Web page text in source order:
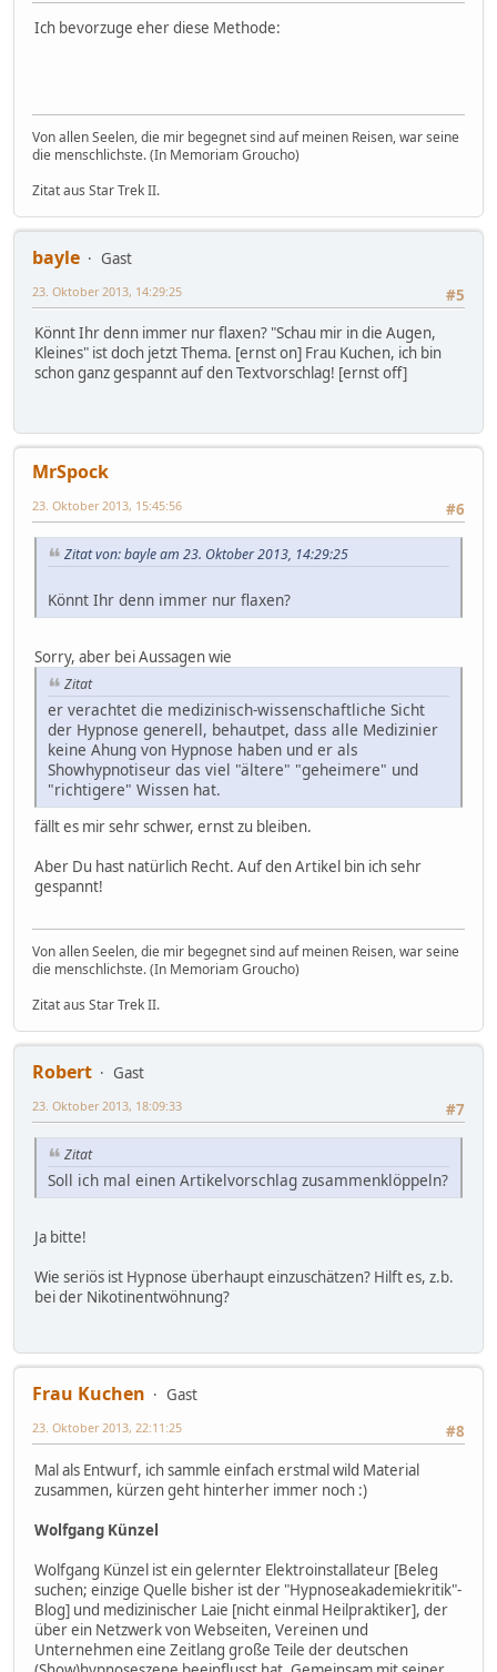
Ich bevorzuge eher diese Methode:
Von allen Seelen, die mir begegnet sind auf meinen Reisen, war seine
die menschlichste. (In Memoriam Groucho)
Zitat aus Star Trek II.
bayle
Gast
#5
23. Oktober 2013, 14:29:25
Könnt Ihr denn immer nur flaxen? "Schau mir in die Augen,
Kleines" ist doch jetzt Thema. [ernst on] Frau Kuchen, ich bin
schon ganz gespannt auf den Textvorschlag! [ernst off]
MrSpock
#6
23. Oktober 2013, 15:45:56
Zitat von: bayle am 23. Oktober 2013, 14:29:25
Könnt Ihr denn immer nur flaxen?
Sorry, aber bei Aussagen wie
Zitat
er verachtet die medizinisch-wissenschaftliche Sicht
der Hypnose generell, behautpet, dass alle Medizinier
keine Ahung von Hypnose haben und er als
Showhypnotiseur das viel "ältere" "geheimere" und
"richtigere" Wissen hat.
fällt es mir sehr schwer, ernst zu bleiben.
Aber Du hast natürlich Recht. Auf den Artikel bin ich sehr
gespannt!
Von allen Seelen, die mir begegnet sind auf meinen Reisen, war seine
die menschlichste. (In Memoriam Groucho)
Zitat aus Star Trek II.
Robert
Gast
#7
23. Oktober 2013, 18:09:33
Zitat
Soll ich mal einen Artikelvorschlag zusammenklöppeln?
Ja bitte!
Wie seriös ist Hypnose überhaupt einzuschätzen? Hilft es, z.b.
bei der Nikotinentwöhnung?
Frau Kuchen
Gast
#8
23. Oktober 2013, 22:11:25
Mal als Entwurf, ich sammle einfach erstmal wild Material
zusammen, kürzen geht hinterher immer noch :)
Wolfgang Künzel
Wolfgang Künzel ist ein gelernter Elektroinstallateur [Beleg
suchen; einzige Quelle bisher ist der "Hypnoseakademiekritik"-
Blog] und medizinischer Laie [nicht einmal Heilpraktiker], der
über ein Netzwerk von Webseiten, Vereinen und
Unternehmen eine Zeitlang große Teile der deutschen